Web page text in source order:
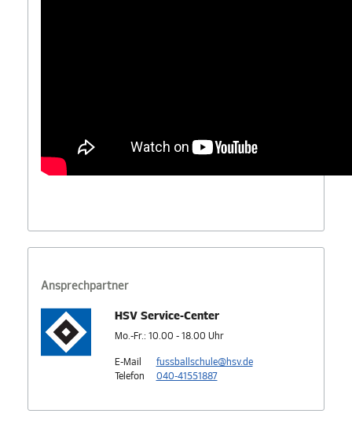
Ansprechpartner
HSV Service-Center
Mo.-Fr.: 10.00 - 18.00 Uhr
E-Mail
fussballschule@hsv.de
Telefon
040-41551887